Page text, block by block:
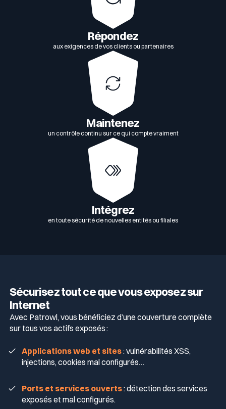
Répondez
aux exigences de vos clients ou partenaires
Maintenez
un contrôle continu sur ce qui compte vraiment
Intégrez
en toute sécurité de nouvelles entités ou filiales
Sécurisez tout ce que vous exposez sur
Internet
Avec Patrowl, vous bénéficiez d’une couverture complète
sur tous vos actifs exposés :
Applications web et sites: vulnérabilités XSS,
injections, cookies mal configurés…
Ports et services ouverts: détection des services
exposés et mal configurés.